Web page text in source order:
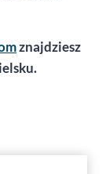
znajdziesz